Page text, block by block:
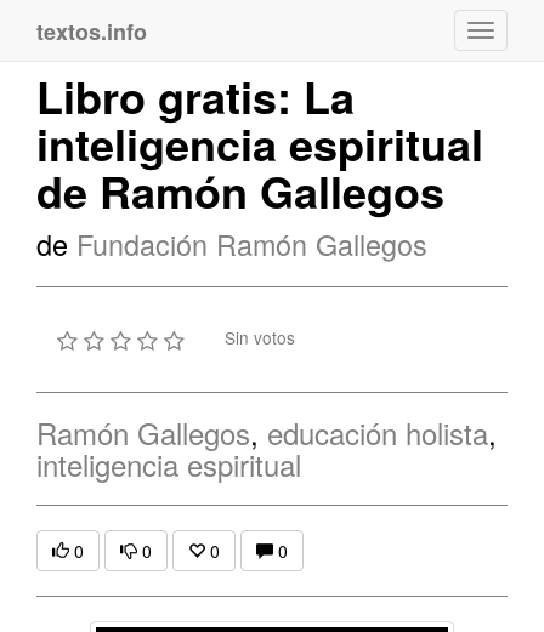
textos.info
Libro gratis: La
inteligencia espiritual
de Ramón Gallegos
de Fundación Ramón Gallegos
Sin votos
Ramón Gallegos, educación holista,
inteligencia espiritual
0 0 0 0